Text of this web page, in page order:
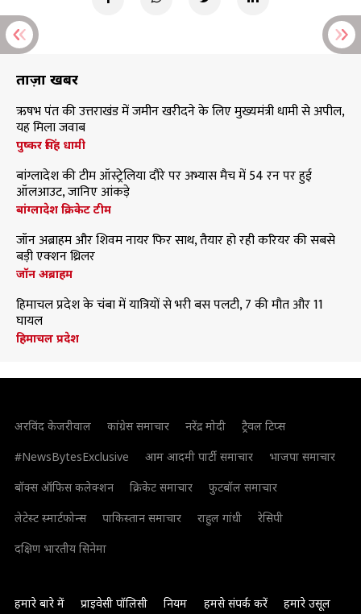
ताज़ा खबरें
ऋषभ पंत की उत्तराखंड में जमीन खरीदने के लिए मुख्यमंत्री धामी से अपील,
यह मिला जवाब
पुष्कर सिंह धामी
बांग्लादेश की टीम ऑस्ट्रेलिया दौरे पर अभ्यास मैच में 54 रन पर हुई
ऑलआउट, जानिए आंकड़े
बांग्लादेश क्रिकेट टीम
जॉन अब्राहम और शिवम नायर फिर साथ, तैयार हो रही करियर की सबसे
बड़ी एक्शन थ्रिलर
जॉन अब्राहम
हिमाचल प्रदेश के चंबा में यात्रियों से भरी बस पलटी, 7 की मौत और 11
घायल
हिमाचल प्रदेश
अरविंद केजरीवाल कांग्रेस समाचार नरेंद्र मोदी
ट्रैवल टिप्स
#NewsBytesExclusive
आम आदमी पार्टी समाचार
भाजपा समाचार
बॉक्स ऑफिस कलेक्शन
क्रिकेट समाचार
फुटबॉल समाचार
लेटेस्ट स्मार्टफोन्स
पाकिस्तान समाचार राहुल गांधी
रेसिपी
दक्षिण भारतीय सिनेमा
हमारे बारे में प्राइवेसी पॉलिसी नियम हमसे संपर्क करें हमारे उसूल